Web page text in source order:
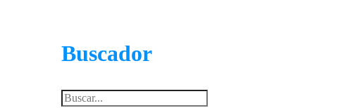
entradas
Buscador
Buscar: